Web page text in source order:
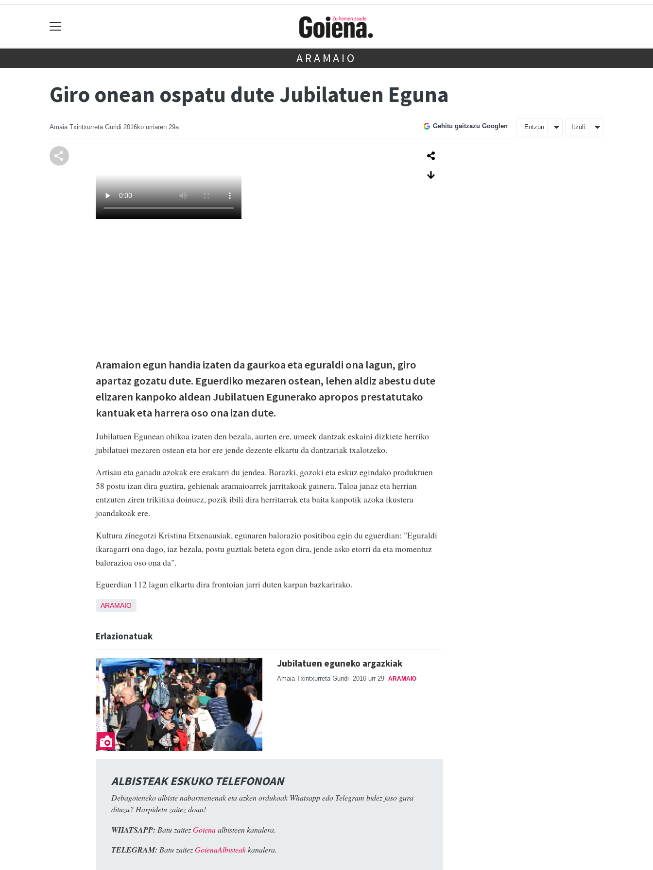
ARAMAIO
Giro onean ospatu dute Jubilatuen Eguna
Amaia Txintxurreta Guridi 2016ko urriaren 29a Gehitu gaitzazu Googlen Entzun Itzuli
Aramaion egun handia izaten da gaurkoa eta eguraldi ona lagun, giro
apartaz gozatu dute. Eguerdiko mezaren ostean, lehen aldiz abestu dute
elizaren kanpoko aldean Jubilatuen Egunerako apropos prestatutako
kantuak eta harrera oso ona izan dute.
Jubilatuen Egunean ohikoa izaten den bezala, aurten ere, umeek dantzak eskaini dizkiete herriko
jubilatuei mezaren ostean eta hor ere jende dezente elkartu da dantzariak txalotzeko.
Artisau eta ganadu azokak ere erakarri du jendea. Barazki, gozoki eta eskuz egindako produktuen
58 postu izan dira guztira, gehienak aramaioarrek jarritakoak gainera. Taloa janaz eta herrian
entzuten ziren trikitixa doinuez, pozik ibili dira herritarrak eta baita kanpotik azoka ikustera
joandakoak ere.
Kultura zinegotzi Kristina Etxenausiak, egunaren balorazio positiboa egin du eguerdian: "Eguraldi
ikaragarri ona dago, iaz bezala, postu guztiak beteta egon dira, jende asko etorri da eta momentuz
balorazioa oso ona da".
Eguerdian 112 lagun elkartu dira frontoian jarri duten karpan bazkarirako.
ARAMAIO
Erlazionatuak
Jubilatuen eguneko argazkiak
Amaia Txintxurreta Guridi 2016 urr 29 ARAMAIO
ALBISTEAK ESKUKO TELEFONOAN
Debagoieneko albiste nabarmenenak eta azken ordukoak Whatsapp edo Telegram bidez jaso gura
dituzu? Harpidetu zaitez doan!
WHATSAPP: Batu zaitezGoienaalbisteen kanalera.
TELEGRAM: Batu zaitezGoienaAlbisteakkanalera.